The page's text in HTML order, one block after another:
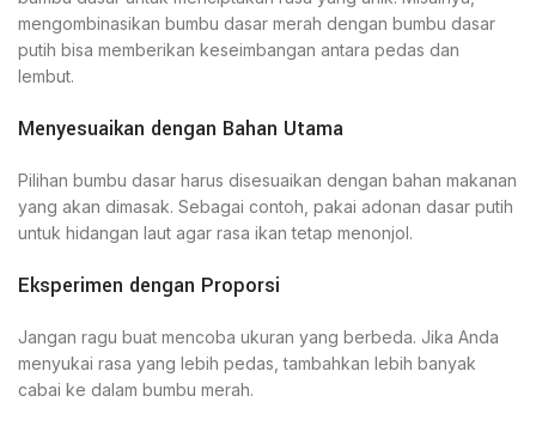
mengombinasikan bumbu dasar merah dengan bumbu dasar
putih bisa memberikan keseimbangan antara pedas dan
lembut.
Menyesuaikan dengan Bahan Utama
Pilihan bumbu dasar harus disesuaikan dengan bahan makanan
yang akan dimasak. Sebagai contoh, pakai adonan dasar putih
untuk hidangan laut agar rasa ikan tetap menonjol.
Eksperimen dengan Proporsi
Jangan ragu buat mencoba ukuran yang berbeda. Jika Anda
menyukai rasa yang lebih pedas, tambahkan lebih banyak
cabai ke dalam bumbu merah.